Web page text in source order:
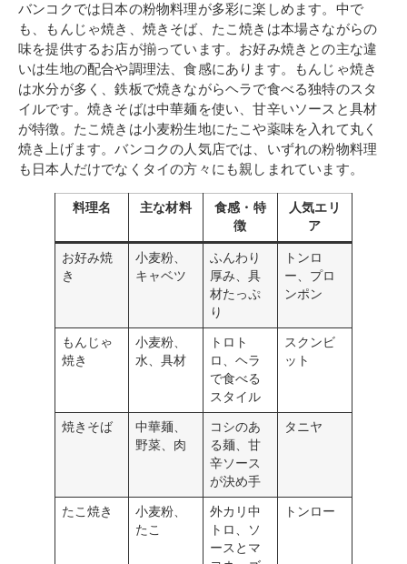
バンコクでは日本の粉物料理が多彩に楽しめます。中で
も、もんじゃ焼き、焼きそば、たこ焼きは本場さながらの
味を提供するお店が揃っています。お好み焼きとの主な違
いは生地の配合や調理法、食感にあります。もんじゃ焼き
は水分が多く、鉄板で焼きながらヘラで食べる独特のスタ
イルです。焼きそばは中華麺を使い、甘辛いソースと具材
が特徴。たこ焼きは小麦粉生地にたこや薬味を入れて丸く
焼き上げます。バンコクの人気店では、いずれの粉物料理
も日本人だけでなくタイの方々にも親しまれています。
料理名 主な材料
食感・特
徴
人気エリ
ア
お好み焼
き
小麦粉、
キャベツ
ふんわり
厚み、具
材たっぷ
り
トンロ
ー、プロ
ンポン
もんじゃ
焼き
小麦粉、
水、具材
トロト
ロ、ヘラ
で食べる
スタイル
スクンビ
ット
焼きそば
中華麺、
野菜、肉
コシのあ
る麺、甘
辛ソース
が決め手
タニヤ
たこ焼き
小麦粉、
たこ
外カリ中
トロ、ソ
ースとマ
トンロー